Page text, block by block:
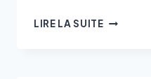
LIRE LA SUITE